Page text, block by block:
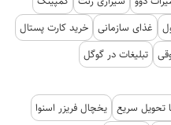
غذای سازمانی خرید کارت پستال
تبلیغات در گوگل
تحویل سریع یخچال فریزر اسنوا